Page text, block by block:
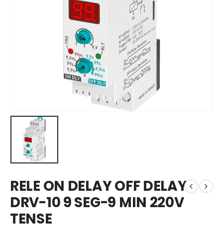
RELE ON DELAY OFF DELAY
DRV-10 9 SEG-9 MIN 220V
TENSE